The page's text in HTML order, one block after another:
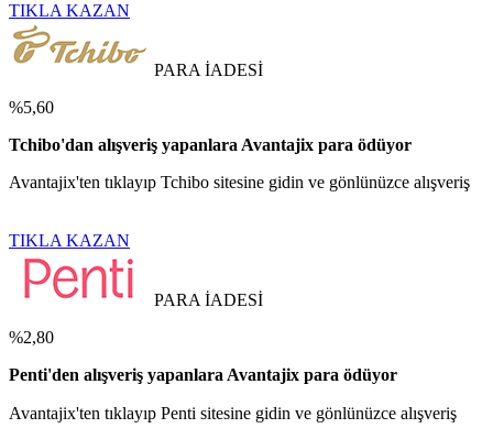
TIKLA KAZAN
PARA İADESİ
%5,60
Tchibo'dan alışveriş yapanlara Avantajix para ödüyor
Avantajix'ten tıklayıp Tchibo sitesine gidin ve gönlünüzce alışveriş
TIKLA KAZAN
PARA İADESİ
%2,80
Penti'den alışveriş yapanlara Avantajix para ödüyor
Avantajix'ten tıklayıp Penti sitesine gidin ve gönlünüzce alışveriş